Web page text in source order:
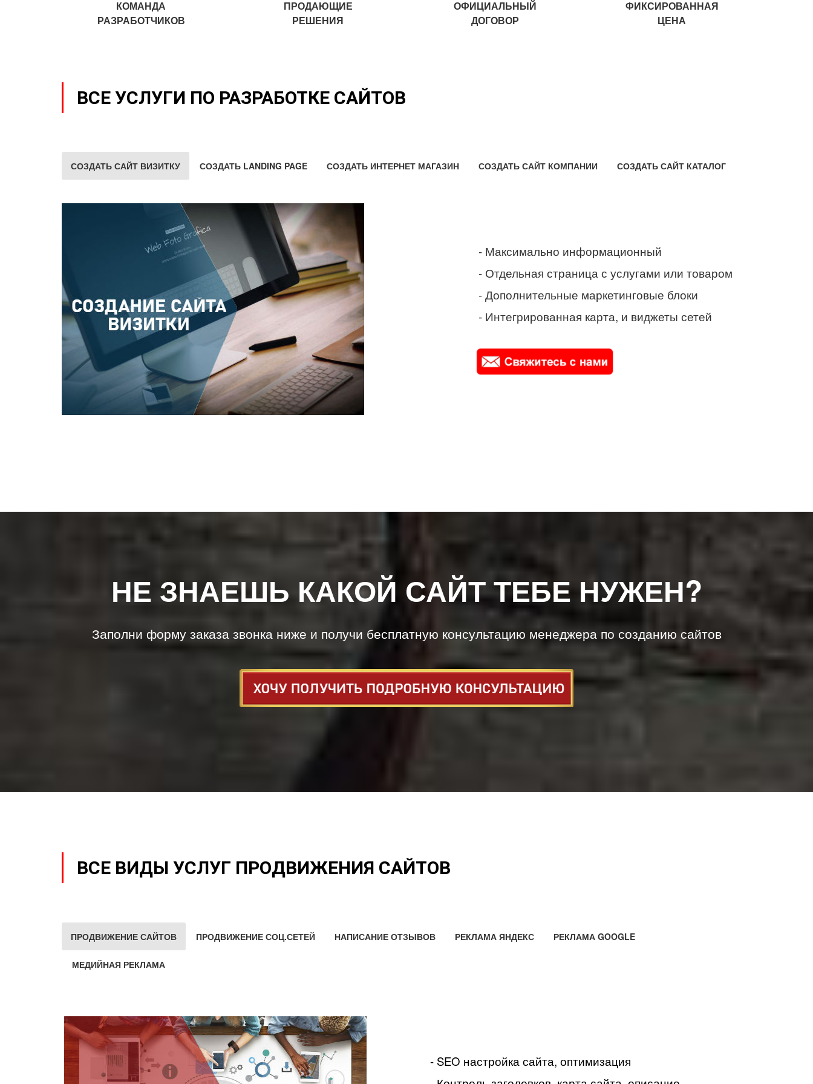
КОМАНДА
РАЗРАБОТЧИКОВ
ПРОДАЮЩИЕ
РЕШЕНИЯ
ОФИЦИАЛЬНЫЙ
ДОГОВОР
ФИКСИРОВАННАЯ
ЦЕНА
ВСЕ УСЛУГИ ПО РАЗРАБОТКЕ САЙТОВ
СОЗДАТЬ САЙТ ВИЗИТКУ СОЗДАТЬ LANDING PAGE СОЗДАТЬ ИНТЕРНЕТ МАГАЗИН СОЗДАТЬ САЙТ КОМПАНИИ СОЗДАТЬ САЙТ КАТАЛОГ
- Максимально информационный
- Отдельная страница с услугами или товаром
- Дополнительные маркетинговые блоки
- Интегрированная карта, и виджеты сетей
НЕ ЗНАЕШЬ КАКОЙ САЙТ ТЕБЕ НУЖЕН?
Заполни форму заказа звонка ниже и получи бесплатную консультацию менеджера по созданию сайтов
ВСЕ ВИДЫ УСЛУГ ПРОДВИЖЕНИЯ САЙТОВ
ПРОДВИЖЕНИЕ САЙТОВ ПРОДВИЖЕНИЕ СОЦ.СЕТЕЙ НАПИСАНИЕ ОТЗЫВОВ РЕКЛАМА ЯНДЕКС РЕКЛАМА GOOGLE
МЕДИЙНАЯ РЕКЛАМА
- SEO настройка сайта, оптимизация